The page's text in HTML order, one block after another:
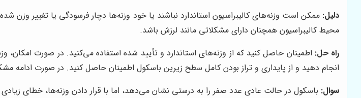
دلیل: ممکن است وزنه‌های کالیبراسیون استاندارد نباشند یا خود وزنه‌ها دچار فرسودگی یا تغییر
محیط کالیبراسیون همچنان دارای مشکلاتی مانند لرزش باشد.
راه حل: اطمینان حاصل کنید که از وزنه‌های استاندارد و تأیید شده استفاده می‌کنید. در صورت امکان،
انجام دهید و از پایداری و تراز بودن کامل سطح زیرین باسکول اطمینان حاصل کنید. در صورت ادامه
سوال: باسکول در حالت عادی عدد صفر را به درستی نشان می‌دهد، اما با قرار دادن وزنه‌ها، خطای زیادی